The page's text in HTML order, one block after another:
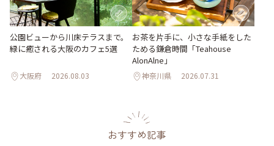
公園ビューから川床テラスまで。
緑に癒される大阪のカフェ5選
大阪府 2026.08.03
お茶を片手に、小さな手紙をした
ためる鎌倉時間「Teahouse
AlonAlne」
神奈川県 2026.07.31
おすすめ記事